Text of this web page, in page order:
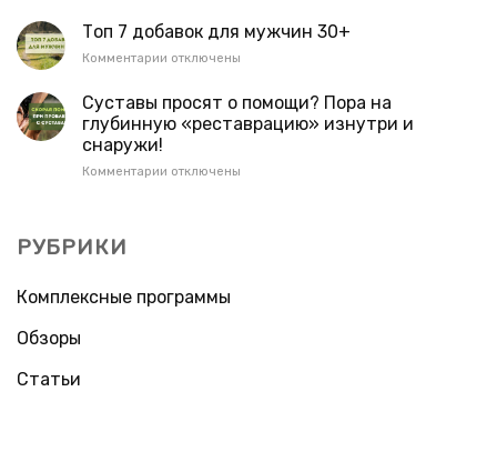
Ocean
новый
заботы
о
глубин
Топ 7 добавок для мужчин 30+
Комментарии к
добавок
мужчин
отключены
Суставы просят о помощи? Пора на
глубинную «реставрацию» изнутри и
снаружи!
Комментарии к
на
отключены
РУБРИКИ
Комплексные программы
Обзоры
Статьи